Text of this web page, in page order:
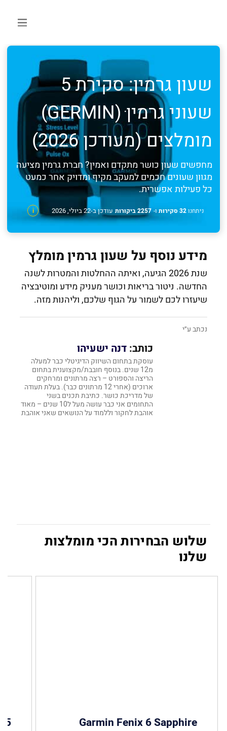
שעון גרמין: סקירת 5
שעוני גרמין ׁ(GERMIN)
מומלצים (מעודכן 2026)
מחפשים שעון כושר מתקדם ואמין? חברת גרמין מציעה
מגוון שעונים חכמים למעקב מקיף ומדויק אחר כמעט
כל פעילות אפשרית.
ניתחנו32 סקירות ו- 2257 ביקורות i עודכן ב-22 ביולי, 2026
מידע נוסף על שעון גרמין מומלץ
שנת 2026 הגיעה, ואיתה ההחלטות והמטרות לשנה
החדשה. ניטור בריאות וכושר מעניק מידע ומוטיבציה
שיעזרו לכם לשמור על הגוף שלכם, וליהנות מזה.
נכתב ע״י
כותב: דנה ישעיהו
עוסקת בתחום השיווק הדיגיטלי כבר למעלה
מ12 שנים. בנוסף חובבת/מקצוענית בתחום
הריצה והספורט – רצה מרתונים ומרחקים
ארוכים (אחרי 12 מרתונים כבר). בעלת תעודה
של מדריכת כושר. כתיבת תכנים בשני
התחומים אני כבר עושה מעל ל10 שנים – מאוד
אוהבת לחקור וללמוד על הנושאים שאני אוהבת
שלוש הבחירות הכי מומלצות
שלנו
Garmin Fenix 6 Sapphire